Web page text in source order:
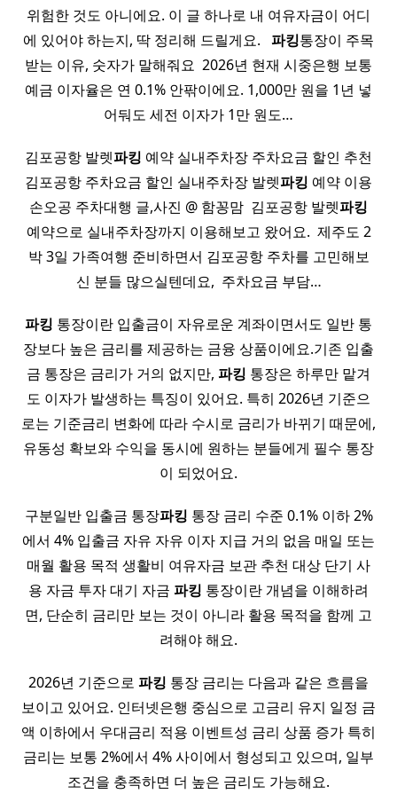
위험한 것도 아니에요. 이 글 하나로 내 여유자금이 어디
에 있어야 하는지, 딱 정리해 드릴게요. ​ ​ 파킹통장이 주목
받는 이유, 숫자가 말해줘요 ​ 2026년 현재 시중은행 보통
예금 이자율은 연 0.1% 안팎이에요. 1,000만 원을 1년 넣
어둬도 세전 이자가 1만 원도…
김포공항 발렛파킹 예약 실내주차장 주차요금 할인 추천
김포공항 주차요금 할인 실내주차장 발렛파킹 예약 이용
손오공 주차대행 글,사진 @ 함꽁맘 ​ 김포공항 발렛파킹
예약으로 실내주차장까지 이용해보고 왔어요. ​ 제주도 2
박 3일 가족여행 준비하면서 김포공항 주차를 고민해보
신 분들 많으실텐데요, ​ 주차요금 부담…
파킹 통장이란 입출금이 자유로운 계좌이면서도 일반 통
장보다 높은 금리를 제공하는 금융 상품이에요.기존 입출
금 통장은 금리가 거의 없지만, 파킹 통장은 하루만 맡겨
도 이자가 발생하는 특징이 있어요. 특히 2026년 기준으
로는 기준금리 변화에 따라 수시로 금리가 바뀌기 때문에,
유동성 확보와 수익을 동시에 원하는 분들에게 필수 통장
이 되었어요.
구분일반 입출금 통장파킹 통장 금리 수준 0.1% 이하 2%
에서 4% 입출금 자유 자유 이자 지급 거의 없음 매일 또는
매월 활용 목적 생활비 여유자금 보관 추천 대상 단기 사
용 자금 투자 대기 자금 파킹 통장이란 개념을 이해하려
면, 단순히 금리만 보는 것이 아니라 활용 목적을 함께 고
려해야 해요.
2026년 기준으로 파킹 통장 금리는 다음과 같은 흐름을
보이고 있어요. 인터넷은행 중심으로 고금리 유지 일정 금
액 이하에서 우대금리 적용 이벤트성 금리 상품 증가 특히
금리는 보통 2%에서 4% 사이에서 형성되고 있으며, 일부
조건을 충족하면 더 높은 금리도 가능해요.